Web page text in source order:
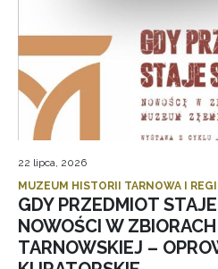
22 lipca, 2026
MUZEUM HISTORII TARNOWA I
GDY PRZEDMIOT
NOWOŚCI W
TARNOWSKIEJ –